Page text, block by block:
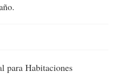
para Habitaciones